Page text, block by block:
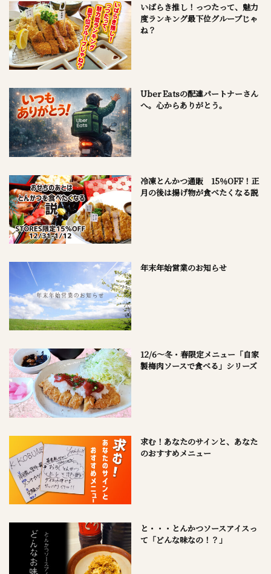
いばらき推し！っつたって、魅力
度ランキング最下位グループじゃ
ね？
Uber Eatsの配達パートナーさん
へ。心からありがとう。
冷凍とんかつ通販 15％OFF！正
月の後は揚げ物が食べたくなる説
年末年始営業のお知らせ
12/6～冬・春限定メニュー「自家
製梅肉ソースで食べる」シリーズ
求む！あなたのサインと、あなた
のおすすめメニュー
と・・・とんかつソースアイスっ
て「どんな味なの！？」